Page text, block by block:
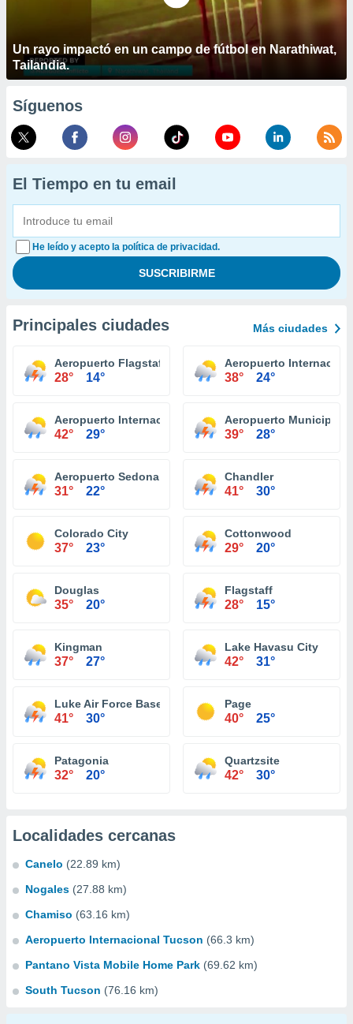
Un rayo impactó en un campo de fútbol en Narathiwat,
Tailandia.
Síguenos
El Tiempo en tu email
He leído y acepto la política de privacidad.
Principales ciudades Más ciudades
Aeropuerto Flagstaff Pulliam
28° 14°
Aeropuerto
38° 24°
Aeropuerto Internacional Yuma
42° 29°
Aeropuerto Municipal
39° 28°
Aeropuerto Sedona
31° 22°
Chandler
41° 30°
Colorado City
37° 23°
Cottonwood
29° 20°
Douglas
35° 20°
Flagstaff
28° 15°
Kingman
37° 27°
Lake Havasu City
42° 31°
Luke Air Force Base
41° 30°
Page
40° 25°
Patagonia
32° 20°
Quartzsite
42° 30°
Localidades cercanas
Canelo (22.89 km)
Nogales (27.88 km)
Chamiso (63.16 km)
Aeropuerto Internacional Tucson (66.3 km)
Pantano Vista Mobile Home Park (69.62 km)
South Tucson (76.16 km)